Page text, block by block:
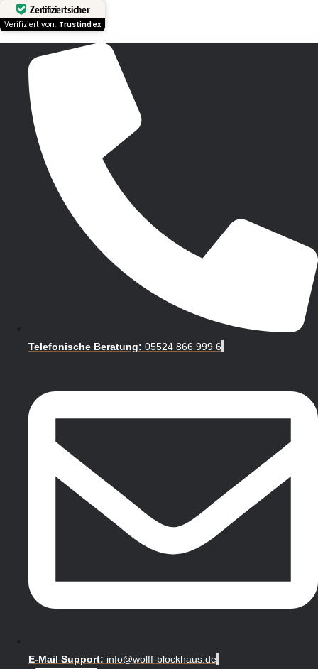
Zertifiziert sicher
Verifiziert von: Trustindex
Telefonische Beratung: 05524 866 999 6
E-Mail Support: info@wolff-blockhaus.de